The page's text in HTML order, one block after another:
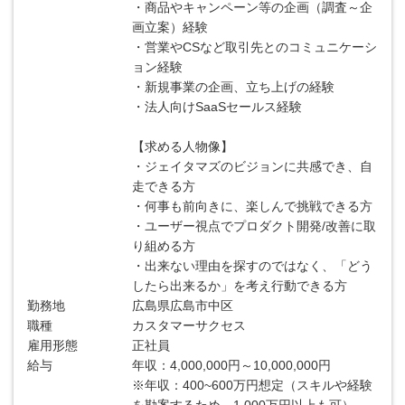
・商品やキャンペーン等の企画（調査～企
画立案）経験
・営業やCSなど取引先とのコミュニケーシ
ョン経験
・新規事業の企画、立ち上げの経験
・法人向けSaaSセールス経験
【求める人物像】
・ジェイタマズのビジョンに共感でき、自
走できる方
・何事も前向きに、楽しんで挑戦できる方
・ユーザー視点でプロダクト開発/改善に取
り組める方
・出来ない理由を探すのではなく、「どう
したら出来るか」を考え行動できる方
勤務地
広島県広島市中区
職種
カスタマーサクセス
雇用形態
正社員
給与
年収：4,000,000円～10,000,000円
※年収：400~600万円想定（スキルや経験